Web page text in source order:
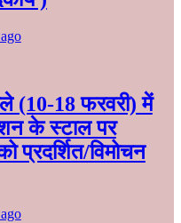
(10-18 फरवरी) में
के स्टाल पर
प्रदर्शित/विमोचन